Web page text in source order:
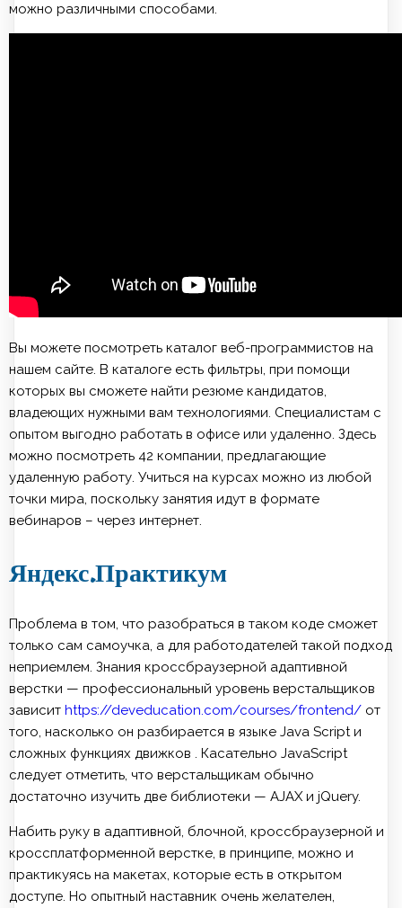
можно различными способами.
Вы можете посмотреть каталог веб-программистов на
нашем сайте. В каталоге есть фильтры, при помощи
которых вы сможете найти резюме кандидатов,
владеющих нужными вам технологиями. Специалистам с
опытом выгодно работать в офисе или удаленно. Здесь
можно посмотреть 42 компании, предлагающие
удаленную работу. Учиться на курсах можно из любой
точки мира, поскольку занятия идут в формате
вебинаров – через интернет.
Яндекс.Практикум
Проблема в том, что разобраться в таком коде сможет
только сам самоучка, а для работодателей такой подход
неприемлем. Знания кроссбраузерной адаптивной
верстки — профессиональный уровень верстальщиков
зависит https://deveducation.com/courses/frontend/ от
того, насколько он разбирается в языке Java Script и
сложных функциях движков . Касательно JavaScript
следует отметить, что верстальщикам обычно
достаточно изучить две библиотеки — AJAX и jQuery.
Набить руку в адаптивной, блочной, кроссбраузерной и
кроссплатформенной верстке, в принципе, можно и
практикуясь на макетах, которые есть в открытом
доступе. Но опытный наставник очень желателен,